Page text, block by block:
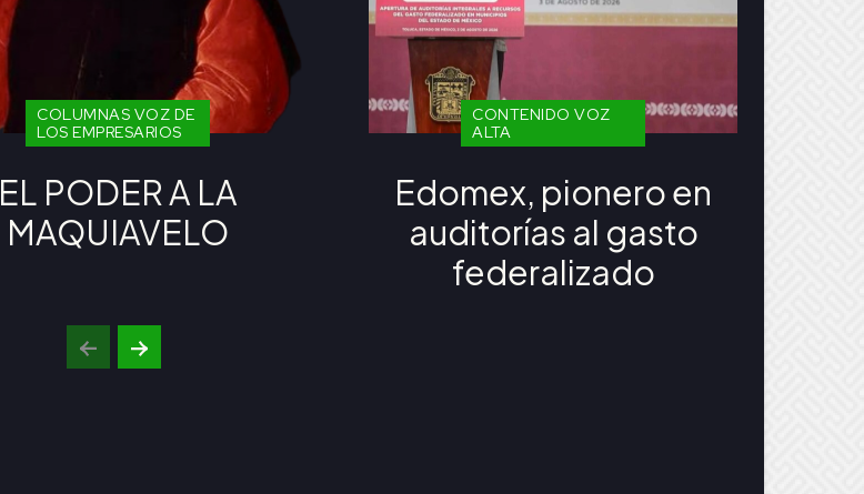
COLUMNAS VOZ DE
LOS EMPRESARIOS
EL PODER A LA
MAQUIAVELO
CONTENIDO VOZ
ALTA
Edomex, pionero en
auditorías al gasto
federalizado